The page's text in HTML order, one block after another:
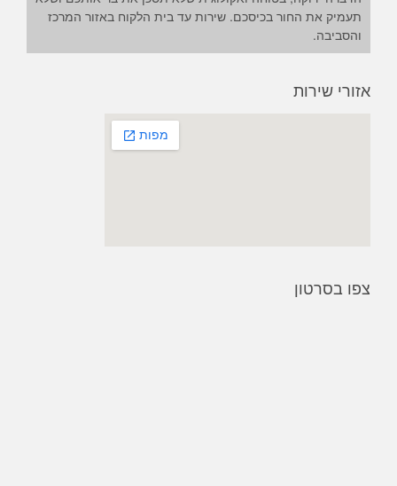
תעמיק את החור בכיסכם. שירות עד בית הלקוח באזור המרכז
והסביבה.
אזורי שירות
צפו בסרטון